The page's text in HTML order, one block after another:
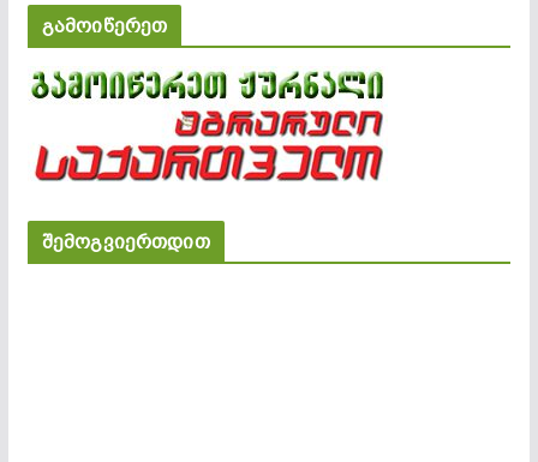
გამოიწერეთ
შემოგვიერთდით